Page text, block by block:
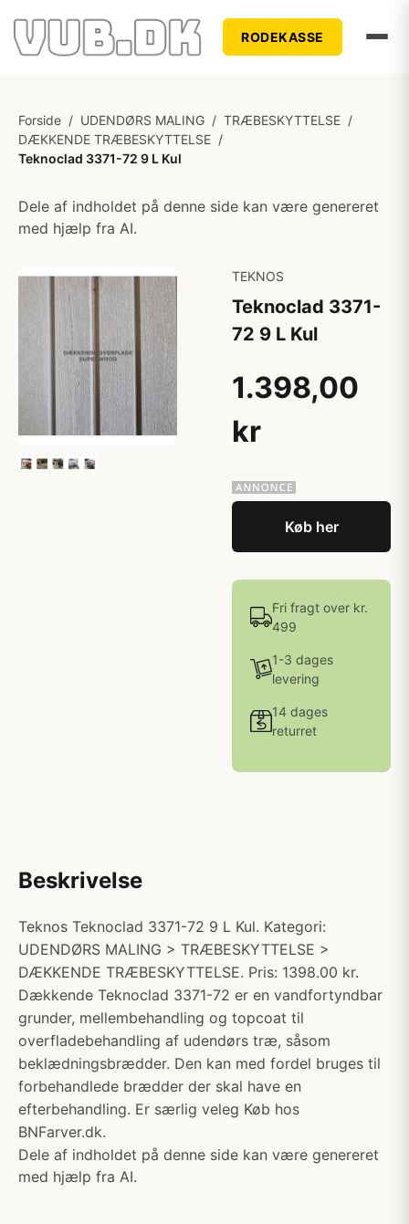
RODEKASSE
Forside / UDENDØRS MALING / TRÆBESKYTTELSE /
DÆKKENDE TRÆBESKYTTELSE /
Teknoclad 3371-72 9 L Kul
Dele af indholdet på denne side kan være genereret
med hjælp fra AI.
TEKNOS
Teknoclad 3371-
72 9 L Kul
1.398,00
kr
Køb her
Fri fragt over kr.
499
1-3 dages
levering
14 dages
returret
Beskrivelse
Teknos Teknoclad 3371-72 9 L Kul. Kategori:
UDENDØRS MALING > TRÆBESKYTTELSE >
DÆKKENDE TRÆBESKYTTELSE. Pris: 1398.00 kr.
Dækkende Teknoclad 3371-72 er en vandfortyndbar
grunder, mellembehandling og topcoat til
overfladebehandling af udendørs træ, såsom
beklædningsbrædder. Den kan med fordel bruges til
forbehandlede brædder der skal have en
efterbehandling. Er særlig veleg Køb hos
BNFarver.dk.
Dele af indholdet på denne side kan være genereret
med hjælp fra AI.